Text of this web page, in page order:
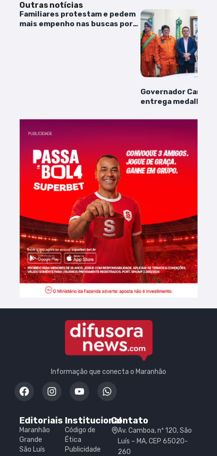
Outras notícias
Familiares protestam e pedem
mais empenho nas buscas por
Governador Carlos
entrega medalha ao
Informação que conecta o Maranhão
Editoriais
Maranhão
Grande
São Luís
Institucional
Código de
Ética
Publicidade
Contato
Av. Camboa, nº 120, São
Luís – MA, CEP 65020-
260